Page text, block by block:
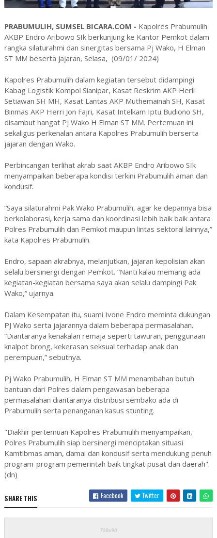
PRABUMULIH, SUMSEL BICARA.COM - Kapolres Prabumulih
AKBP Endro Aribowo SIk berkunjung ke Kantor Pemkot dalam
rangka silaturahmi dan sinergitas bersama Pj Wako, H Elman
ST MM beserta jajaran, Selasa, (09/01/ 2024)
Kapolres Prabumulih dalam kegiatan tersebut didampingi
Kabag Logistik Kompol Sianipar, Kasat Reskrim AKP Herli
Setiawan SH MH, Kasat Lantas AKP Muthemainah SH, Kasat
Binmas AKP Herri Jon Fajri, Kasat Intelkam Iptu Budiono SH,
disambut hangat Pj Wako H Elman ST MM. Pertemuan ini
sekaligus perkenalan antara Kapolres Prabumulih berserta
jajaran dengan Wako.
Perbincangan terlihat akrab saat AKBP Endro Aribowo SIk
menyampaikan beberapa kondisi terkini Prabumulih aman dan
kondusif.
“Saya silaturahmi Pak Wako Prabumulih, agar ke depannya bisa
berkolaborasi, kerja sama dan koordinasi lebih baik baik antara
Polres Prabumulih dan Pemkot maupun lintas sektoral lainnya,”
kata Kapolres Prabumulih.
Endro, sapaan akrabnya, melanjutkan, jajaran kepolisian akan
selalu bersinergi dengan Pemkot. “Nanti kalau memang ada
kegiatan-kegiatan bersama saya akan selalu dampingi Pak
Wako,” ujarnya.
Dalam Kesempatan itu, suami Ivone Endro meminta dukungan
PJ Wako serta jajarannya dalam beberapa permasalahan.
“Diantaranya kenakalan remaja seperti tawuran, penggunaan
knalpot brong, kekerasan seksual terhadap anak dan
perempuan,” sebutnya.
Pj Wako Prabumulih, H Elman ST MM menambahan butuh
bantuan dari Polres dalam pengawasan beberapa
permasalahan diantaranya distribusi sembako ada di
Prabumulih serta penanganan kasus stunting.
"Diakhir pertemuan Kapolres Prabumulih menyampaikan,
Polres Prabumulih siap bersinergi menciptakan situasi
Kamtibmas aman, damai dan kondusif serta mendukung penuh
program-program pemerintah baik tingkat pusat dan daerah".
(dn)
SHARE THIS Facebook Twitter